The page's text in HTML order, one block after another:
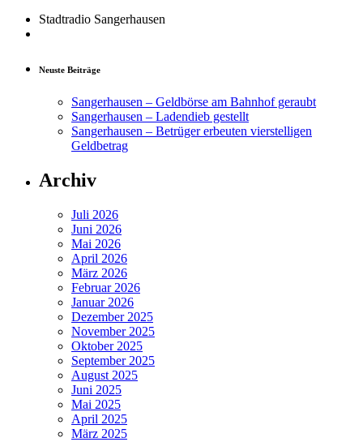
Stadtradio Sangerhausen
Neuste Beiträge
Sangerhausen – Geldbörse am Bahnhof geraubt
Sangerhausen – Ladendieb gestellt
Sangerhausen – Betrüger erbeuten vierstelligen
Geldbetrag
Archiv
Juli 2026
Juni 2026
Mai 2026
April 2026
März 2026
Februar 2026
Januar 2026
Dezember 2025
November 2025
Oktober 2025
September 2025
August 2025
Juni 2025
Mai 2025
April 2025
März 2025